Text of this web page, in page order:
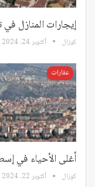
إيجارات المنازل
كوزال أكتوبر 24, 2024
عقارات
أغلى الأحياء في
كوزال أكتوبر 22, 2024